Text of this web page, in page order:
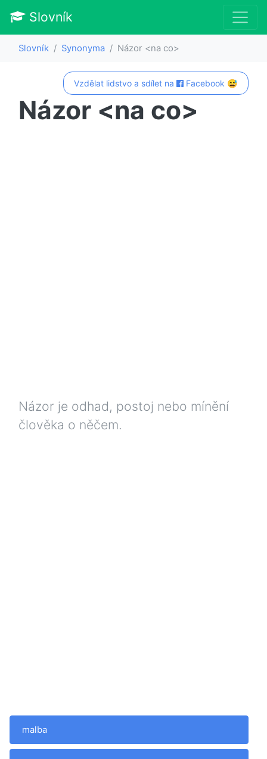
Slovník
Slovník Synonyma Názor <na co>
Vzdělat lidstvo a sdílet na Facebook 😅
Názor <na co>
Názor je odhad, postoj nebo mínění
člověka o něčem.
malba